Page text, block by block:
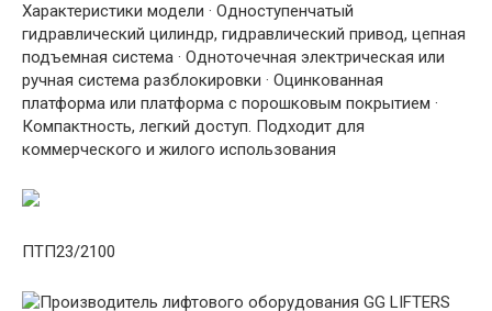
Характеристики модели · Одноступенчатый
гидравлический цилиндр, гидравлический привод, цепная
подъемная система · Одноточечная электрическая или
ручная система разблокировки · Оцинкованная
платформа или платформа с порошковым покрытием ·
Компактность, легкий доступ. Подходит для
коммерческого и жилого использования
ПТП23/2100